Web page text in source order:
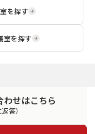
を探す
室を探す
わせはこちら
答）